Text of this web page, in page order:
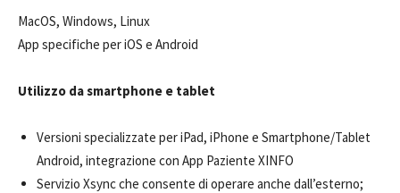
MacOS, Windows, Linux
App specifiche per iOS e Android
Utilizzo da smartphone e tablet
Versioni specializzate per iPad, iPhone e Smartphone/Tablet
Android, integrazione con App Paziente XINFO
Servizio Xsync che consente di operare anche dall’esterno;